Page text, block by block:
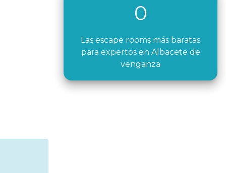
0
Las escape rooms más baratas
para expertos en Albacete de
venganza